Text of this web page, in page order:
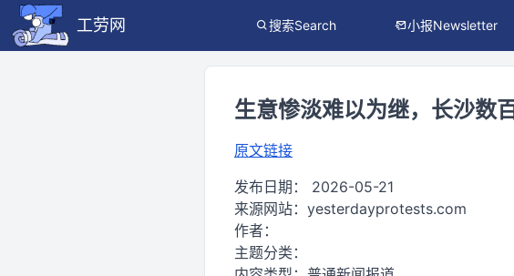
工劳网 搜索Search 小报Newsletter
生意惨淡难以为继，长沙数
原文链接
发布日期： 2026-05-21
来源网站： yesterdayprotests.com
作者：
主题分类：